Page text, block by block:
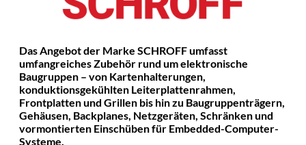
Das Angebot der Marke SCHROFF umfasst
umfangreiches Zubehör rund um elektronische
Baugruppen – von Kartenhalterungen,
konduktionsgekühlten Leiterplattenrahmen,
Frontplatten und Grillen bis hin zu Baugruppenträgern,
Gehäusen, Backplanes, Netzgeräten, Schränken und
vormontierten Einschüben für Embedded-Computer-
Systeme.